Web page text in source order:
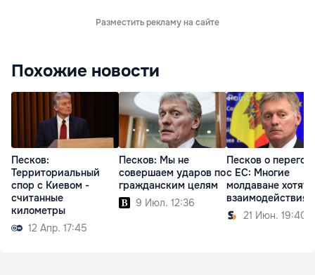
Разместить рекламу на сайте
Похожие новости
Песков:
Территориальный
спор с Киевом -
считанные
километры
12 Апр. 17:45
Песков: Мы не
совершаем ударов по
гражданским целям
9 Июл. 12:36
Песков о
с ЕС: Многие
молдаване хотят
взаимодействия
21 Июн. 19:40